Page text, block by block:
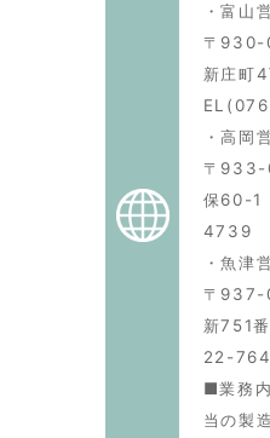
・富山
〒930-
新庄町
・高岡
〒
保60-
4739
・魚津
〒937-
新751
22-
■業務
当の製